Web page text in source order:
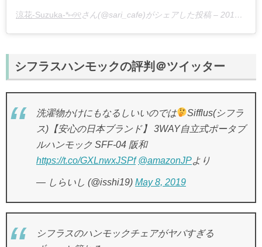
涼花-Suzuka-*⑅︎୨୧さん(@sari_cafe)がシェアした投稿 – 2019年 5月月19日午前2時33分PDT
シフラスハンモックの評判＠ツイッター
洗濯物かけにもなるしいいのでは
Sifflus(シフラ
ス)【安心の日本ブランド】 3WAY自立式ポータブ
ルハンモック SFF-04 阪和
https://t.co/GXLnwxJSPf @amazonJPより
— しらいし (@isshi19) May 8, 2019
シフラスのハンモックチェアがヤバすぎる